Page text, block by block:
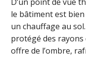
le bâtiment est
un chauffage au
protégé des rayons
offre de l’ombre,